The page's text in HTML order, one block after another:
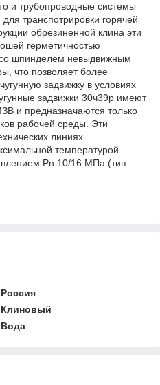
и трубопроводные системы
транспотрировки горячей
обрезиненной клина эти
герметичностью
шпинделем невыдвижным
что позволяет более
задвижку в условиях
задвижки 30ч39р имеют
и предназначаются только
рабочей среды. Эти
линиях
температурой
Pn 10/16 МПа (тип
Россия
Клиновый
Вода